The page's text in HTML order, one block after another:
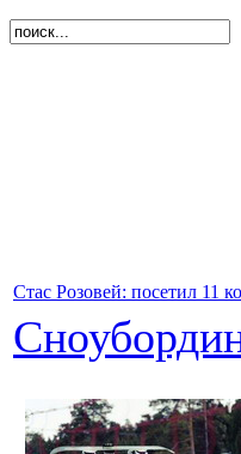
Стас Розовей: посетил 11